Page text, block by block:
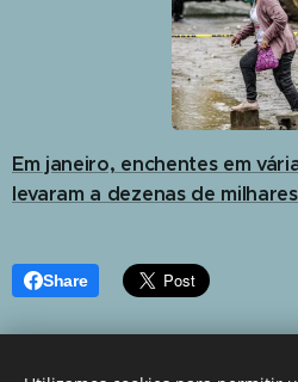
Em janeiro, enchentes em
levaram a dezenas de
Share